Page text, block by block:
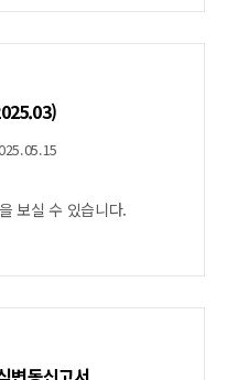
보실 수 있습니다.